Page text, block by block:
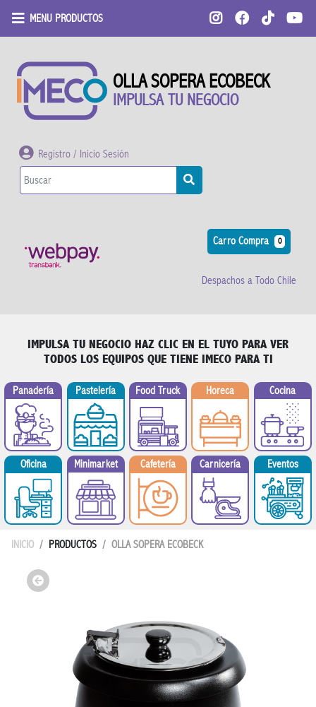
MENU PRODUCTOS
OLLA SOPERA ECOBECK
IMPULSA TU NEGOCIO
Registro / Inicio Sesión
Carro Compra 0
Despachos a Todo Chile
IMPULSA TU NEGOCIO HAZ CLIC EN EL TUYO PARA VER
TODOS LOS EQUIPOS QUE TIENE IMECO PARA TI
Panadería Pastelería Food Truck Horeca Cocina
Oficina Minimarket Cafetería Carnicería Eventos
INICIO PRODUCTOS OLLA SOPERA ECOBECK